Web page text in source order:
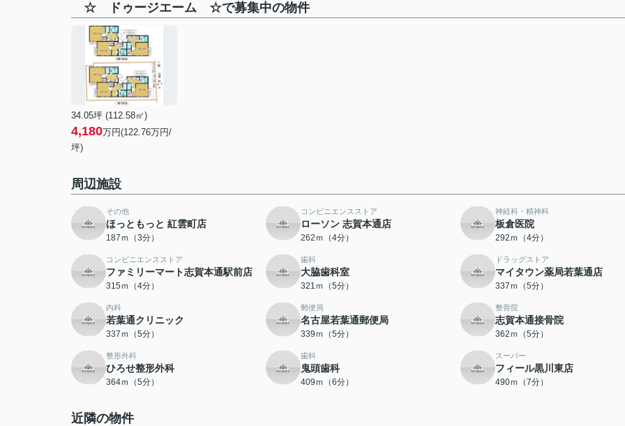
☆ ドゥージエーム ☆で募集中の物件
34.05坪 (112.58㎡)
4,180万円(122.76万円/
坪)
周辺施設
その他
ほっともっと 紅雲町店
187ｍ（3分）
コンビニエンスストア
ローソン 志賀本通店
262ｍ（4分）
神経科・精神科
板倉医院
292ｍ（4分）
コンビニエンスストア
ファミリーマート志賀本通駅前店
315ｍ（4分）
歯科
大脇歯科室
321ｍ（5分）
ドラッグストア
マイタウン薬局若葉通店
337ｍ（5分）
内科
若葉通クリニック
337ｍ（5分）
郵便局
名古屋若葉通郵便局
339ｍ（5分）
整骨院
志賀本通接骨院
362ｍ（5分）
整形外科
ひろせ整形外科
364ｍ（5分）
歯科
鬼頭歯科
409ｍ（6分）
スーパー
フィール黒川東店
490ｍ（7分）
近隣の物件